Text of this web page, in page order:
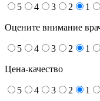
5 4 3 2 1
Оцените внимание
5 4 3 2 1
Цена-качество
5 4 3 2 1